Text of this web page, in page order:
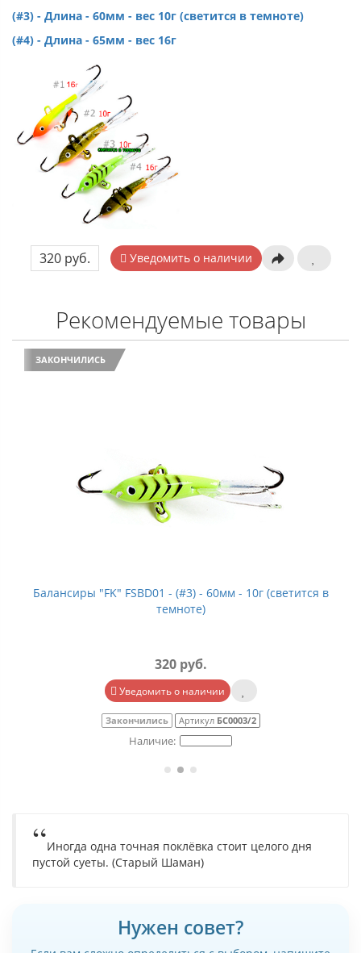
(#3) - Длина - 60мм - вес 10г (светится в темноте)
(#4) - Длина - 65мм - вес 16г
320 руб. Уведомить о наличии
Рекомендуемые товары
ЗАКОНЧИЛИСЬ
Балансиры "FK" FSBD01 - (#3) - 60мм - 10г (светится в
темноте)
320 руб.
Уведомить о наличии
Закончились Артикул БС0003/2
Иногда одна точная поклёвка стоит целого дня
пустой суеты. (Старый Шаман)
Нужен совет?